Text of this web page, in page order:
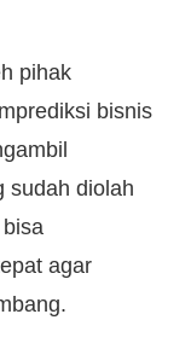
pihak
bisnis
sudah diolah
agar